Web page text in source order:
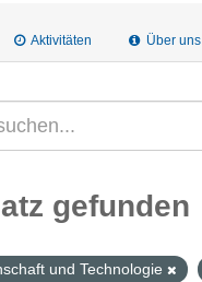
Aktivitäten Über uns
gefunden
und Technologie